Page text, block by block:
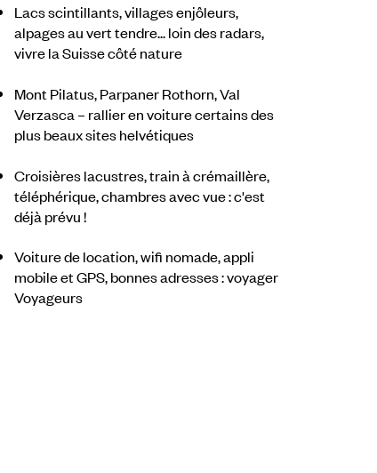
Lacs scintillants, villages enjôleurs,
alpages au vert tendre... loin des radars,
vivre la Suisse côté nature
Mont Pilatus, Parpaner Rothorn, Val
Verzasca – rallier en voiture certains des
plus beaux sites helvétiques
Croisières lacustres, train à crémaillère,
téléphérique, chambres avec vue : c'est
déjà prévu !
Voiture de location, wifi nomade, appli
mobile et GPS, bonnes adresses : voyager
Voyageurs